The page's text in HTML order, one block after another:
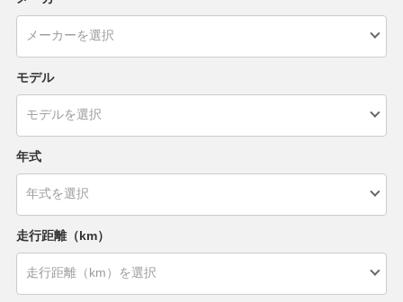
モデル
年式
走行距離（km）